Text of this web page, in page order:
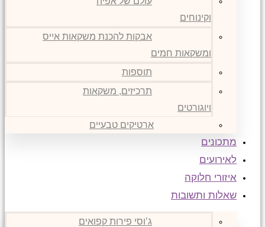
וקינוחים
אבקות להכנת משקאות אייס
ומשקאות חמים
תוספות
תרכיזים, משקאות
ויוגורטים
ארטיקים טבעיים
מתכונים
לאירועים
איזורי חלוקה
שאלות ותשובות
ג’וסי פירות קפואים